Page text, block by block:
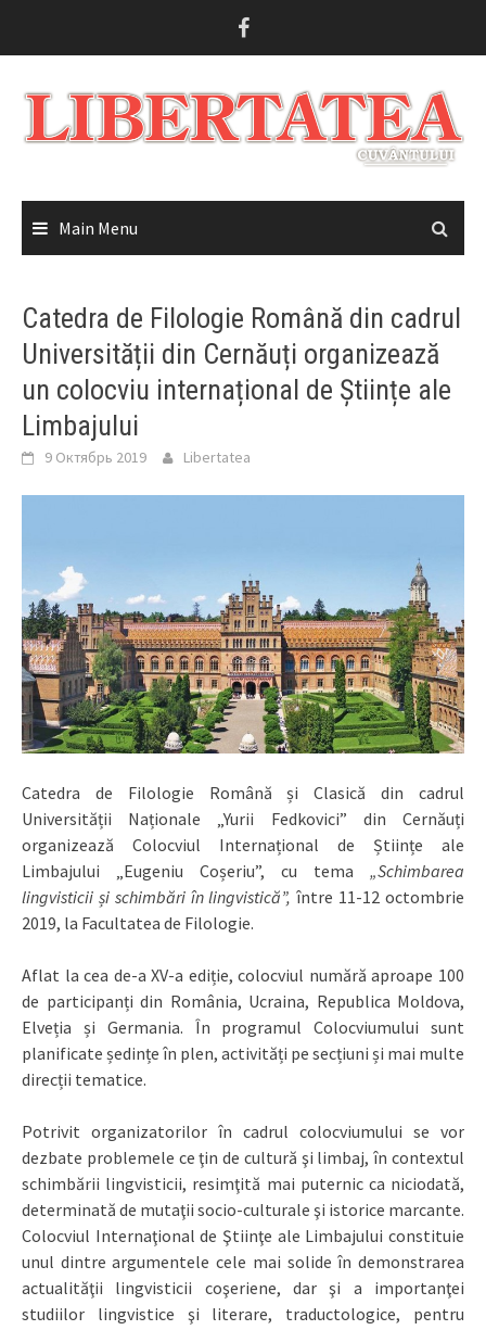
Main Menu
Catedra de Filologie Română din cadrul
Universității din Cernăuți organizează
un colocviu internațional de Științe ale
Limbajului
9 Октябрь 2019 Libertatea
Catedra de Filologie Română și Clasică din cadrul
Universității Naționale „Yurii Fedkovici” din Cernăuți
organizează Colocviul Internațional de Științe ale
Limbajului „Eugeniu Coșeriu”, cu tema „Schimbarea
lingvisticii și schimbări în lingvistică”,între 11-12 octombrie
2019, la Facultatea de Filologie.
Aflat la cea de-a XV-a ediție, colocviul numără aproape 100
de participanți din România, Ucraina, Republica Moldova,
Elveția și Germania. În programul Colocviumului sunt
planificate ședințe în plen, activități pe secțiuni și mai multe
direcții tematice.
Potrivit organizatorilor în cadrul colocviumului se vor
dezbate problemele ce ţin de cultură şi limbaj, în contextul
schimbării lingvisticii, resimţită mai puternic ca niciodată,
determinată de mutaţii socio-culturale şi istorice marcante.
Colocviul Internaţional de Ştiinţe ale Limbajului constituie
unul dintre argumentele cele mai solide în demonstrarea
actualităţii lingvisticii coşeriene, dar şi a importanţei
studiilor lingvistice şi literare, traductologice, pentru